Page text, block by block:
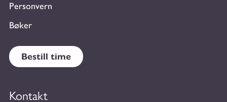
Personvern
Bøker
Bestill time
Kontakt